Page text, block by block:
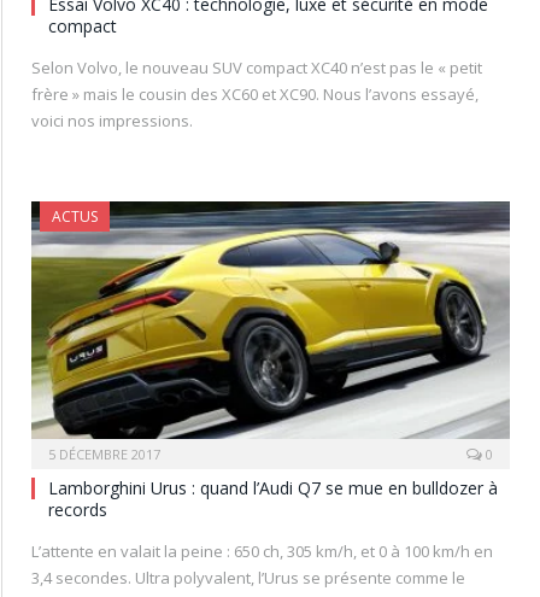
compact
Selon Volvo, le nouveau SUV compact XC40 n’est pas le « petit
frère » mais le cousin des XC60 et XC90. Nous l’avons essayé,
voici nos impressions.
ACTUS
5 DÉCEMBRE 2017 0
Lamborghini Urus : quand l’Audi Q7 se mue en bulldozer à
records
L’attente en valait la peine : 650 ch, 305 km/h, et 0 à 100 km/h en
3,4 secondes. Ultra polyvalent, l’Urus se présente comme le